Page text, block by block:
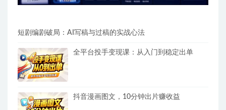
短剧编剧破局：AI写稿与过稿的实战心法
全平台投手变现课：从入门到稳定出单
抖音漫画图文，10分钟出片赚收益